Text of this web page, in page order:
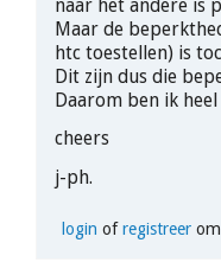
naar het andere is
Maar de
htc toestellen) is
Dit zijn dus die
Daarom ben ik
cheers
j-ph.
login ofregistreerom